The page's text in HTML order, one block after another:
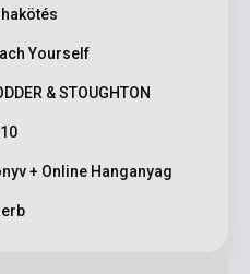
Yourself
& STOUGHTON
+ Online Hanganyag